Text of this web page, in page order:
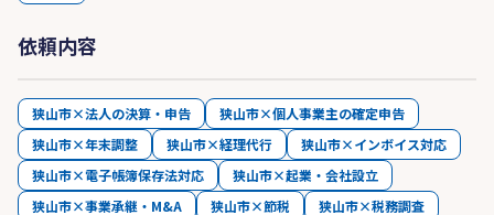
依頼内容
狭山市×法人の決算・申告
狭山市×個人事業主の確定申告
狭山市×年末調整
狭山市×経理代行
狭山市×インボイス対応
狭山市×電子帳簿保存法対応
狭山市×起業・会社設立
狭山市×事業承継・M&A
狭山市×節税
狭山市×税務調査